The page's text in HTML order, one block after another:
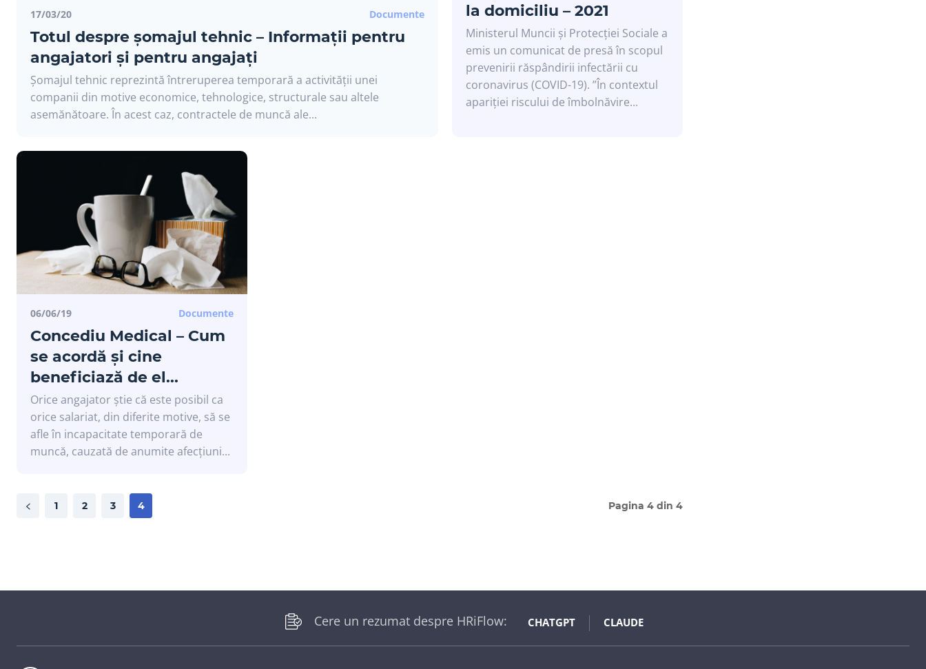
17/03/20 Documente
Totul despre șomajul tehnic – Informații pentru
angajatori și pentru angajați
Șomajul tehnic reprezintă întreruperea temporară a activității unei
companii din motive economice, tehnologice, structurale sau altele
asemănătoare. În acest caz, contractele de muncă ale...
la domiciliu – 2021
Ministerul Muncii și Protecției Sociale a
emis un comunicat de presă în scopul
prevenirii răspândirii infectării cu
coronavirus (COVID-19). ”În contextul
apariției riscului de îmbolnăvire...
06/06/19 Documente
Concediu Medical – Cum
se acordă și cine
beneficiază de el...
Orice angajator știe că este posibil ca
orice salariat, din diferite motive, să se
afle în incapacitate temporară de
muncă, cauzată de anumite afecțiuni...
1 2 3 4 Pagina 4 din 4
Cere un rezumat despre HRiFlow: CHATGPT CLAUDE